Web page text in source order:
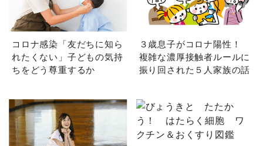
コロナ感染「友だちに知ら
れたくない」子どもの気持
ちをどう尊重するか
３歳息子がコロナ陽性！
複雑な濃厚接触者ルールに
振り回された５人家族の話